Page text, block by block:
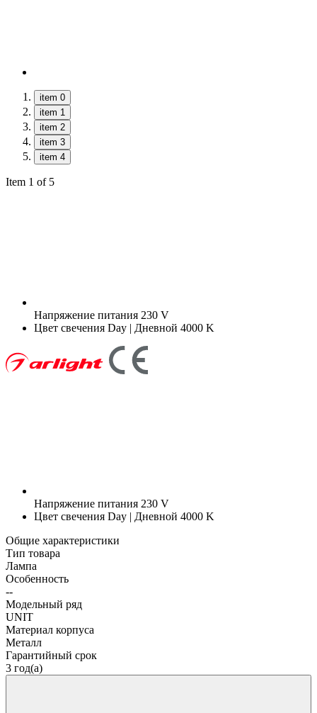
item 0
item 1
item 2
item 3
item 4
Item 1 of 5
Напряжение питания 230 V
Цвет свечения Day | Дневной 4000 K
Напряжение питания 230 V
Цвет свечения Day | Дневной 4000 K
Общие характеристики
Тип товара
Лампа
Особенность
--
Модельный ряд
UNIT
Материал корпуса
Металл
Гарантийный срок
3 год(а)